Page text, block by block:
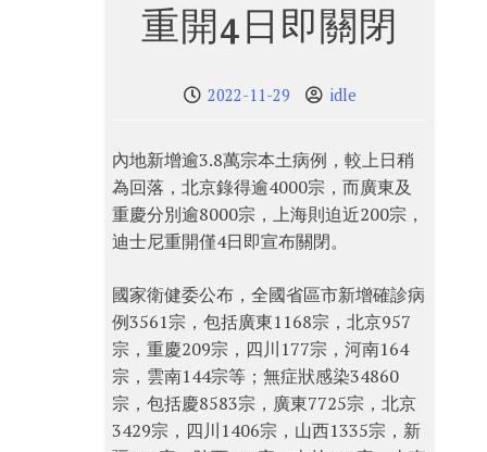
重開4日即關閉
2022-11-29 idle
內地新增逾3.8萬宗本土病例，較上日稍
為回落，北京錄得逾4000宗，而廣東及
重慶分別逾8000宗，上海則迫近200宗，
迪士尼重開僅4日即宣布關閉。
國家衛健委公布，全國省區市新增確診病
例3561宗，包括廣東1168宗，北京957
宗，重慶209宗，四川177宗，河南164
宗，雲南144宗等；無症狀感染34860
宗，包括慶8583宗，廣東7725宗，北京
3429宗，四川1406宗，山西1335宗，新